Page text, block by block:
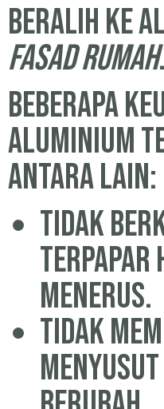
beralih ke
fasad rumah.
Beberapa
aluminium
antara lain:
Tidak
terpapar
menerus.
Tidak